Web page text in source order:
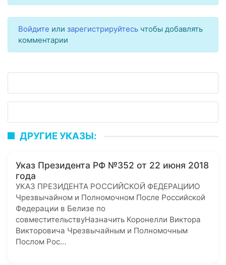
Войдите или зарегистрируйтесь чтобы добавлять
комментарии
ДРУГИЕ УКАЗЫ:
Указ Президента РФ №352 от 22 июня 2018
года
УКАЗ ПРЕЗИДЕНТА РОССИЙСКОЙ ФЕДЕРАЦИИО
Чрезвычайном и Полномочном После Российской
Федерации в Белизе по
совместительствуНазначить Коронелли Виктора
Викторовича Чрезвычайным и Полномочным
Послом Рос…